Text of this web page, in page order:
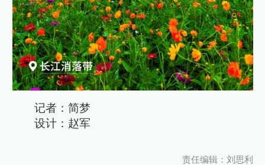
记者：简梦
设计：赵军
责任编辑：刘思利